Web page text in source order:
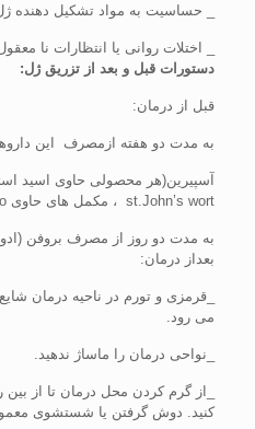
_ حساسیت به مواد تشکیل دهنده
_ اختلات روانی یا انتظارات نا معقول
دستورات قبل و بعد از تزریق ژل:
قبل از درمان:
به مدت دو هفته ازمصرف این
st.John’s wort ، مکمل های حاوی ginkgo ، سیر، و جنسینگ.
به مدت دو روز از مصرف بروفن
بعداز درمان:
_قرمزی و تورم در ناحیه درمان
می رود.
_نواحی درمان را ماساژ ندهید.
_از گرم کردن محل درمان تا از
کنید. دوش گرفتن یا شستشوی